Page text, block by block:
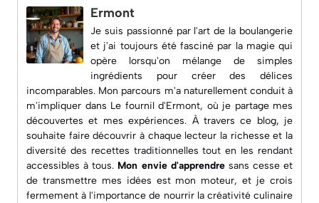
Ermont
Je suis passionné par l'art de la boulangerie
et j'ai toujours été fasciné par la magie qui
opère lorsqu'on mélange de simples
ingrédients pour créer des délices
incomparables. Mon parcours m'a naturellement conduit à
m'impliquer dans Le fournil d'Ermont, où je partage mes
découvertes et mes expériences. À travers ce blog, je
souhaite faire découvrir à chaque lecteur la richesse et la
diversité des recettes traditionnelles tout en les rendant
accessibles à tous. Mon envie d'apprendresans cesse et
de transmettre mes idées est mon moteur, et je crois
fermement à l'importance de nourrir la créativité culinaire